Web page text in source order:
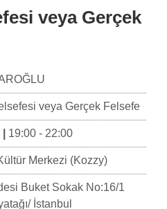
veya Gerçek
veya Gerçek Felsefe
19:00 - 22:00
Merkezi (Kozzy)
Buket Sokak No:16/1
İstanbul